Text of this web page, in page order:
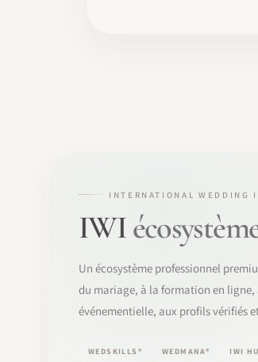
INTERNATIONAL WEDDING
IWI
Un écosystème professionnel
du mariage, à la formation en
événementielle, aux profils vérifiés
WEDSKILLS® WEDMANA® IWI